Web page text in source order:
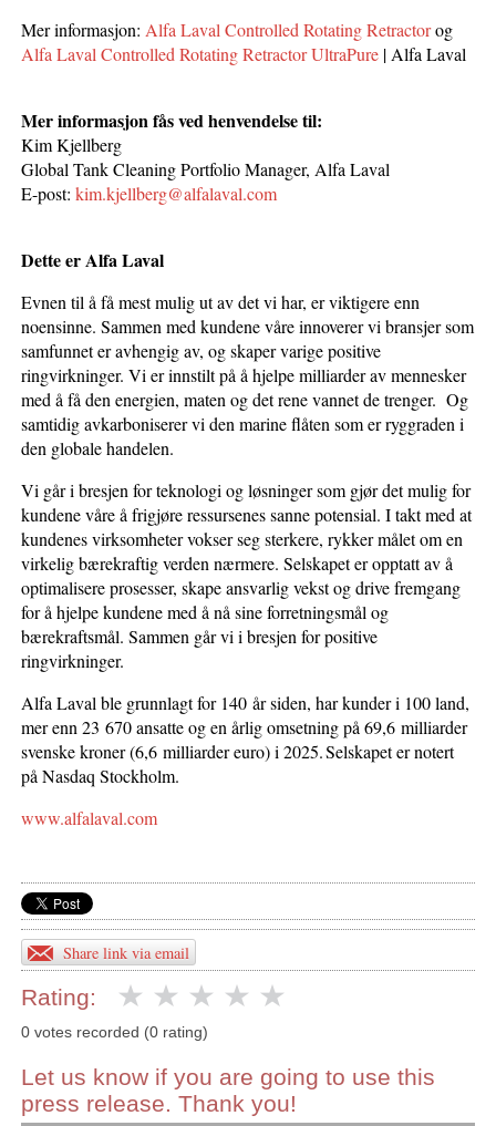
Mer informasjon: Alfa Laval Controlled Rotating Retractorog
Alfa Laval Controlled Rotating Retractor UltraPure | Alfa Laval
Mer informasjon fås ved henvendelse til:
Kim Kjellberg
Global Tank Cleaning Portfolio Manager, Alfa Laval
E-post:kim.kjellberg@alfalaval.com
Dette er Alfa Laval
Evnen til å få mest mulig ut av det vi har, er viktigere enn
noensinne. Sammen med kundene våre innoverer vi bransjer som
samfunnet er avhengig av, og skaper varige positive
ringvirkninger. Vi er innstilt på å hjelpe milliarder av mennesker
med å få den energien, maten og det rene vannet de trenger. Og
samtidig avkarboniserer vi den marine flåten som er ryggraden i
den globale handelen.
Vi går i bresjen for teknologi og løsninger som gjør det mulig for
kundene våre å frigjøre ressursenes sanne potensial. I takt med at
kundenes virksomheter vokser seg sterkere, rykker målet om en
virkelig bærekraftig verden nærmere. Selskapet er opptatt av å
optimalisere prosesser, skape ansvarlig vekst og drive fremgang
for å hjelpe kundene med å nå sine forretningsmål og
bærekraftsmål. Sammen går vi i bresjen for positive
ringvirkninger.
Alfa Laval ble grunnlagt for 140 år siden, har kunder i 100 land,
mer enn 23 670 ansatte og en årlig omsetning på 69,6 milliarder
svenske kroner (6,6 milliarder euro) i 2025. Selskapet er notert
på Nasdaq Stockholm.
www.alfalaval.com
Share link via email
Rating:
0 votes recorded (0 rating)
Let us know if you are going to use this
press release. Thank you!